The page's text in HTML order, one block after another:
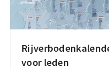
voor leden
Rijverbodenkalender
2026